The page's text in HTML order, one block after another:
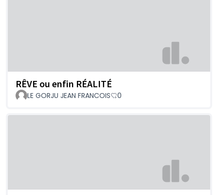
RÊVE ou enfin RÉALITÉ
LE GORJU JEAN FRANCOIS 0